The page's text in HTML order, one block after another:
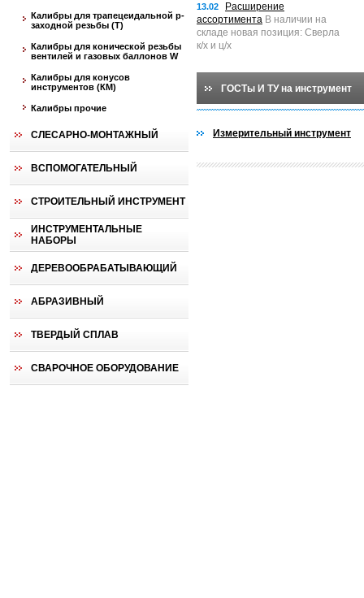
Калибры для трапецеидальной p-
заходной резьбы (T)
Калибры для конической резьбы
вентилей и газовых баллонов W
Калибры для конусов
инструментов (КМ)
Калибры прочие
СЛЕСАРНО-МОНТАЖНЫЙ
ВСПОМОГАТЕЛЬНЫЙ
СТРОИТЕЛЬНЫЙ ИНСТРУМЕНТ
ИНСТРУМЕНТАЛЬНЫЕ
НАБОРЫ
ДЕРЕВООБРАБАТЫВАЮЩИЙ
АБРАЗИВНЫЙ
ТВЕРДЫЙ СПЛАВ
СВАРОЧНОЕ ОБОРУДОВАНИЕ
13.02
Расширение
ассортимента В наличии на
складе новая позиция: Сверла
к/х и ц/х
ГОСТы И ТУ на инструмент
Измерительный инструмент